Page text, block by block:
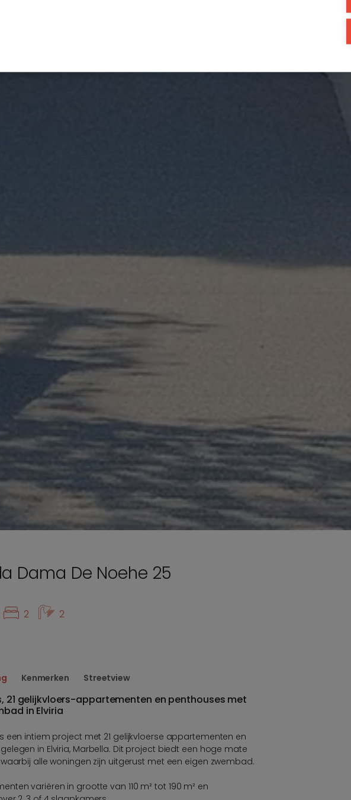
Dama De Noehe 25
2 2
Kenmerken Streetview
21 gelijkvloers-appartementen en penthouses met
in Elviria
een intiem project met 21 gelijkvloerse appartementen en
in Elviria, Marbella. Dit project biedt een hoge mate
alle woningen zijn uitgerust met een eigen zwembad.
variëren in grootte van 110 m² tot 190 m² en